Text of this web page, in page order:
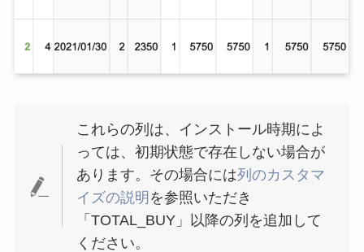
これらの列は、インストール時期によ
っては、初期状態で存在しない場合が
あります。その場合には列のカスタマ
イズの説明 を参照いただき
「TOTAL_BUY」以降の列を追加して
ください。